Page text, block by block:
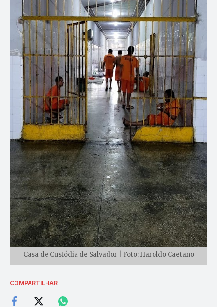
Casa de Custódia de Salvador | Foto: Haroldo Caetano
COMPARTILHAR